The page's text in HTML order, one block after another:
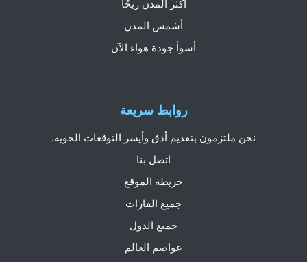
روابط سريعة
نحن ملتزمون بتقديم أدق وأيسر التوقعات الجوية.
اتصل بنا
خريطة الموقع
جميع القارات
جميع الدول
عواصم العالم
أكثر المدن ريحًا
أشمس المدن
أسوأ جودة هواء الآن